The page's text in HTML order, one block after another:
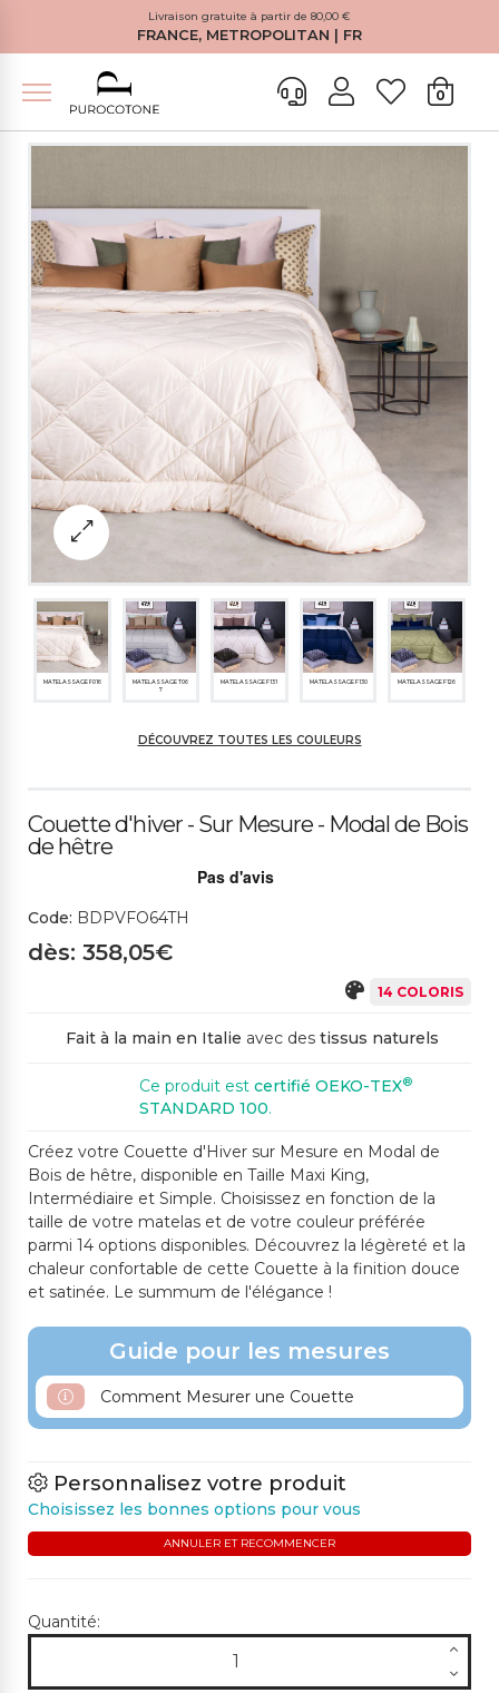
Livraison gratuite à partir de 80,00 €
FRANCE, METROPOLITAN | FR
0
MATELASSAGE F016
MATELASSAGE T06
7
MATELASSAGE F131 MATELASSAGE F130 MATELASSAGE F126
DÉCOUVREZ TOUTES LES COULEURS
Couette d'hiver - Sur Mesure - Modal de Bois
de hêtre
Code: BDPVFO64TH
dès: 358,05€
14 COLORIS
Fait à la main en Italie avec des tissus naturels
Ce produit est certifié OEKO-TEX®
STANDARD 100.
Créez votre Couette d'Hiver sur Mesure en Modal de
Bois de hêtre, disponible en Taille Maxi King,
Intermédiaire et Simple. Choisissez en fonction de la
taille de votre matelas et de votre couleur préférée
parmi 14 options disponibles. Découvrez la légèreté et la
chaleur confortable de cette Couette à la finition douce
et satinée. Le summum de l'élégance !
Guide pour les mesures
Comment Mesurer une Couette
Personnalisez votre produit
Choisissez les bonnes options pour vous
ANNULER ET RECOMMENCER
Quantité: